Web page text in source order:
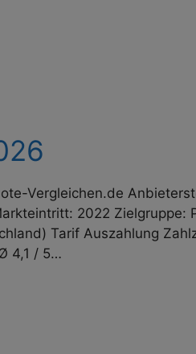
Vergleichen.de
2022 Zielgruppe:
Tarif Auszahlung
4,1 / 5…